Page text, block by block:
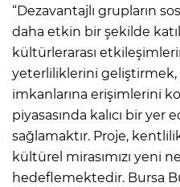
“Dezavantajlı grupların
daha etkin bir şekilde
kültürlerarası
yeterliliklerini
imkanlarına erişimlerini
piyasasında kalıcı bir yer
sağlamaktır. Proje,
kültürel mirasımızı yeni
hedeflemektedir. Bursa